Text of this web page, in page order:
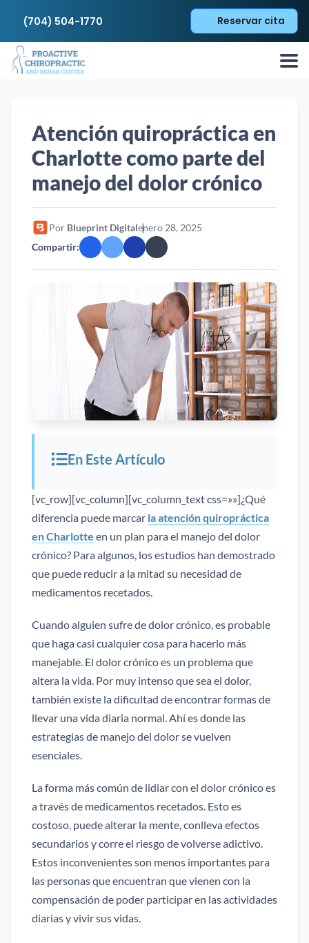
(704) 504-1770 Reservar cita
Atención quiropráctica en
Charlotte como parte del
manejo del dolor crónico
Por Blueprint Digitalenero 28, 2025
Compartir:
En Este Artículo
[vc_row][vc_column][vc_column_text css=»»]¿Qué
diferencia puede marcar la atención quiropráctica
en Charlotte en un plan para el manejo del dolor
crónico? Para algunos, los estudios han demostrado
que puede reducir a la mitad su necesidad de
medicamentos recetados.
Cuando alguien sufre de dolor crónico, es probable
que haga casi cualquier cosa para hacerlo más
manejable. El dolor crónico es un problema que
altera la vida. Por muy intenso que sea el dolor,
también existe la dificultad de encontrar formas de
llevar una vida diaria normal. Ahí es donde las
estrategias de manejo del dolor se vuelven
esenciales.
La forma más común de lidiar con el dolor crónico es
a través de medicamentos recetados. Esto es
costoso, puede alterar la mente, conlleva efectos
secundarios y corre el riesgo de volverse adictivo.
Estos inconvenientes son menos importantes para
las personas que encuentran que vienen con la
compensación de poder participar en las actividades
diarias y vivir sus vidas.